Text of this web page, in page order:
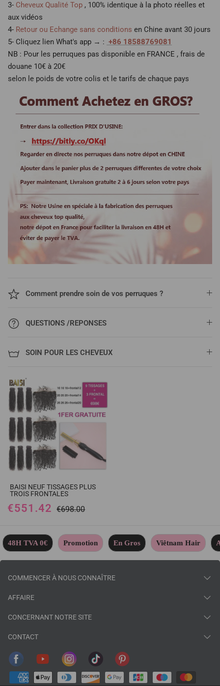
3- Cheveux Qualité Top , 100% identique à la photo réelles et
aux vidéos
4- Retour ou Echange sans conditions en Chine avant 30 jours
5- Cliquez lien What's app → : +86 18588769081
NB : Pour les perruques pas disponible en FRANCE , frais de
douane 10€ à 20€
selon le poids de votre colis et le tarifs de chaque pays
Comment prendre soin de vos perruques ?
QUESTIONS /REPONSES
SOIN POUR LES CHEVEUX
BAISI NEUF TISSAGES PLUS
TROIS FRONTALES
€551.42 €698.00
48H TVA 0€ Promotion En Gros Viêtnam Hair
COMMENCER À NOUS CONNAÎTRE
AFFAIRE
CONCERNANT NOTRE SITE
CONTACT